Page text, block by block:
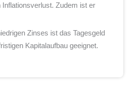
Inflationsverlust. Zudem ist er
Zinses ist das Tagesgeld
Kapitalaufbau geeignet.